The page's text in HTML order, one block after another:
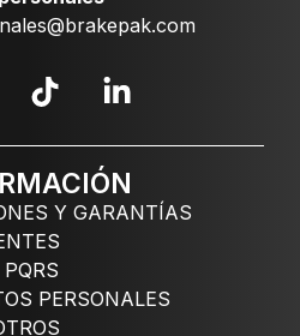
Y GARANTÍAS
PERSONALES